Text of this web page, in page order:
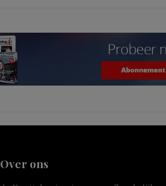
Over ons